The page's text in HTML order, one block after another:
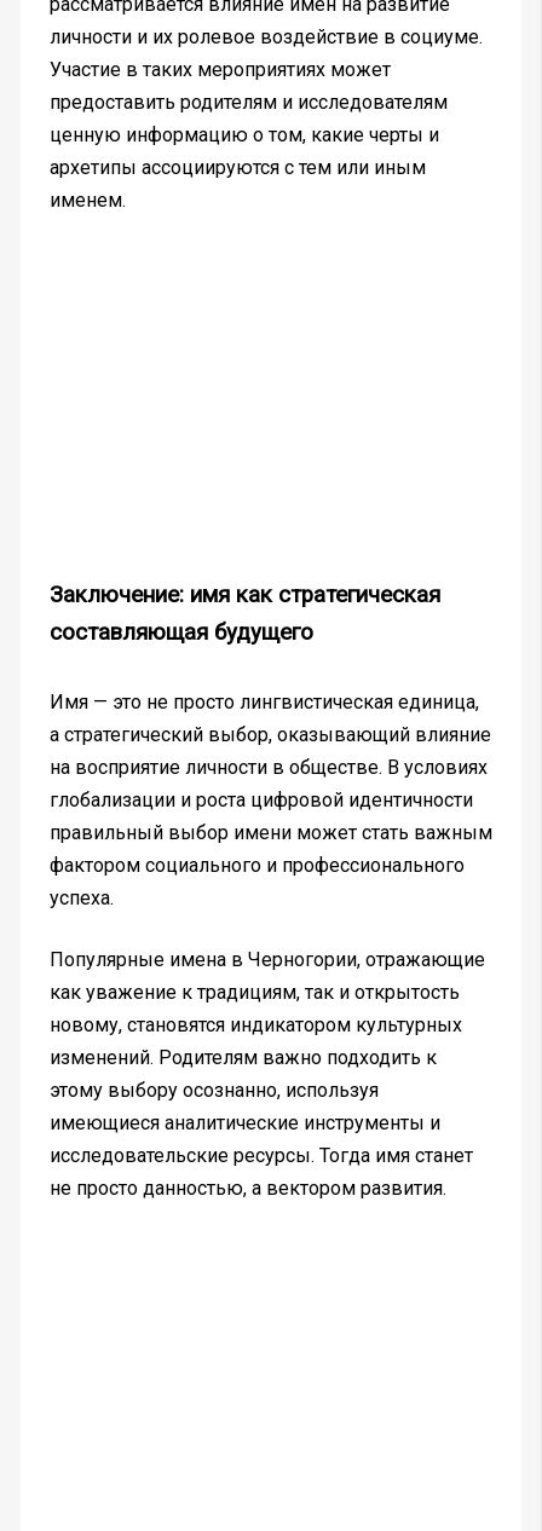
личности и их ролевое воздействие в социуме.
Участие в таких мероприятиях может
предоставить родителям и исследователям
ценную информацию о том, какие черты и
архетипы ассоциируются с тем или иным
именем.
Заключение: имя как стратегическая
составляющая будущего
Имя — это не просто лингвистическая единица,
а стратегический выбор, оказывающий влияние
на восприятие личности в обществе. В условиях
глобализации и роста цифровой идентичности
правильный выбор имени может стать важным
фактором социального и профессионального
успеха.
Популярные имена в Черногории, отражающие
как уважение к традициям, так и открытость
новому, становятся индикатором культурных
изменений. Родителям важно подходить к
этому выбору осознанно, используя
имеющиеся аналитические инструменты и
исследовательские ресурсы. Тогда имя станет
не просто данностью, а вектором развития.